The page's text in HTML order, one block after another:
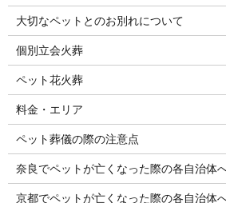
大切なペットとのお別れについて
個別立会火葬
ペット花火葬
料金・エリア
ペット葬儀の際の注意点
奈良でペットが亡くなった際の各自治体
京都でペットが亡くなった際の各自治体